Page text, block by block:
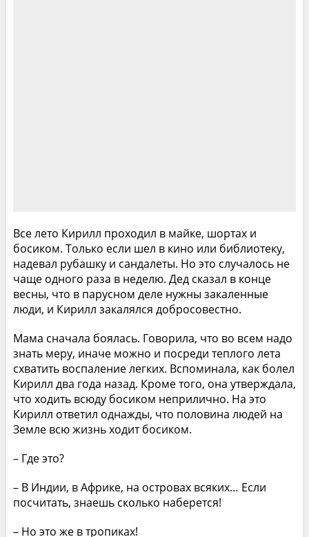
Все лето Кирилл проходил в майке, шортах и
босиком. Только если шел в кино или библиотеку,
надевал рубашку и сандалеты. Но это случалось не
чаще одного раза в неделю. Дед сказал в конце
весны, что в парусном деле нужны закаленные
люди, и Кирилл закалялся добросовестно.
Мама сначала боялась. Говорила, что во всем надо
знать меру, иначе можно и посреди теплого лета
схватить воспаление легких. Вспоминала, как болел
Кирилл два года назад. Кроме того, она утверждала,
что ходить всюду босиком неприлично. На это
Кирилл ответил однажды, что половина людей на
Земле всю жизнь ходит босиком.
– Где это?
– В Индии, в Африке, на островах всяких… Если
посчитать, знаешь сколько наберется!
– Но это же в тропиках!